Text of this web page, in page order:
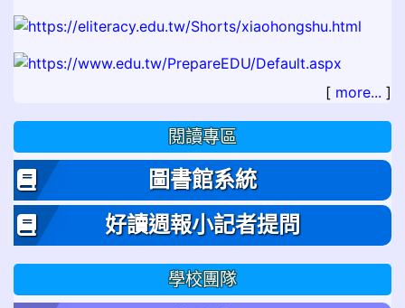
[ more... ]
閱讀專區
圖書館系統
好讀週報小記者提問
學校團隊